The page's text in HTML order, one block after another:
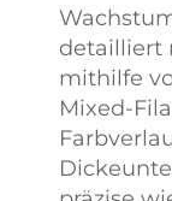
detailliert
mithilfe
Mixed-